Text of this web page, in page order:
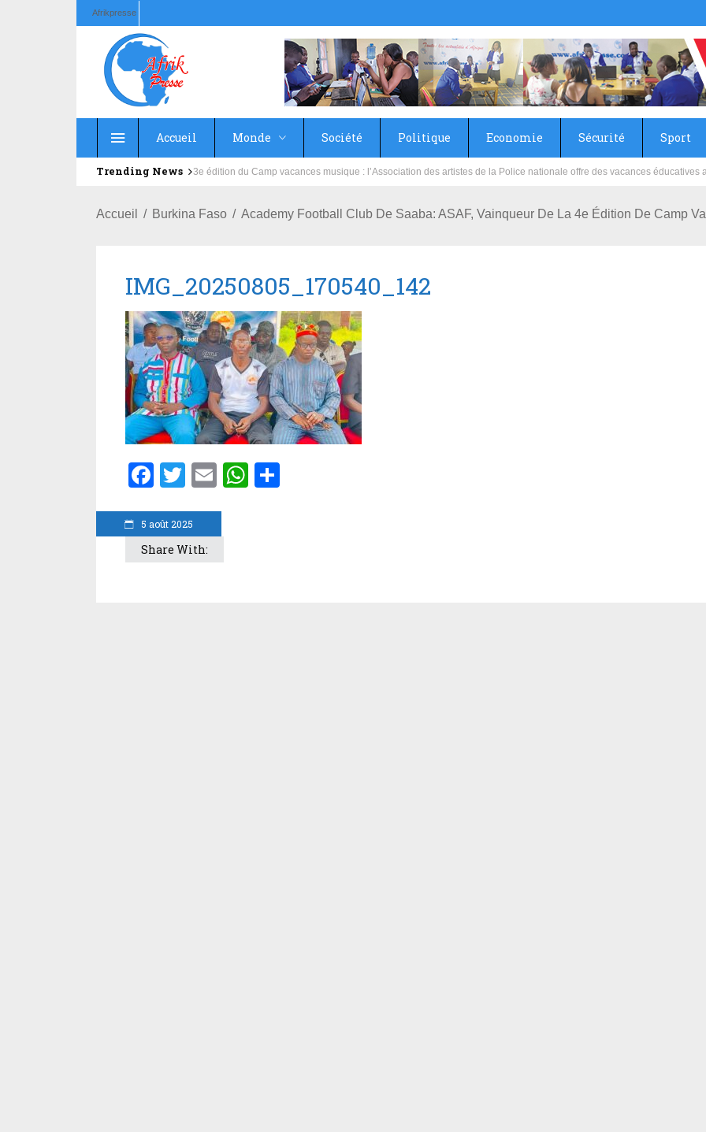
Afrikpresse
Accueil Monde Société Politique Economie Sécurité Sport
Trending News Education : la fédération de la Russie rénove les écoles primaire et collège du Camp Général Aboubacar Sangoulé
Accueil Burkina Faso Academy Football Club De Saaba: ASAF, Vainqueur De La 4e Édition De Camp
5 août 2025
IMG_20250805_170540_142
Facebook
Twitter
EmailWhatsApp
Share With: